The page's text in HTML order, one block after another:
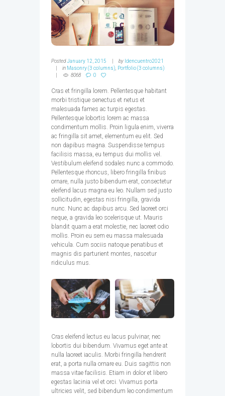
PostedJanuary 12, 2015 by ldencuentro2021
in Masonry (3 columns) Portfolio (3 columns)
8068
0
Cras et fringilla lorem. Pellentesque habitant
morbi tristique senectus et netus et
malesuada fames ac turpis egestas.
Pellentesque lobortis lorem ac massa
condimentum mollis. Proin ligula enim, viverra
ac fringilla sit amet, elementum eu elit. Sed
non dapibus magna. Suspendisse tempus
facilisis massa, eu tempus dui mollis vel.
Vestibulum eleifend sodales nunc a commodo.
Pellentesque rhoncus, libero fringilla finibus
ornare, nulla justo bibendum erat, consectetur
eleifend lacus magna eu leo. Nullam sed justo
sollicitudin, egestas nisi fringilla, gravida
nunc. Nunc ac dapibus arcu. Sed laoreet orci
neque, a gravida leo scelerisque ut. Mauris
blandit quam a erat molestie, nec laoreet odio
mollis. Proin eu sem eu massa malesuada
vehicula. Cum sociis natoque penatibus et
magnis dis parturient montes, nascetur
ridiculus mus.
Cras eleifend lectus eu lacus pulvinar, nec
lobortis dui bibendum. Vivamus eget ante at
nulla laoreet iaculis. Morbi fringilla hendrerit
erat, a porta nulla ornare eu. Duis sagittis non
massa vitae facilisis. Etiam in dolor et libero
egestas lacinia vel et orci. Vivamus porta
ultricies velit, sed bibendum leo condimentum